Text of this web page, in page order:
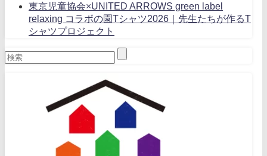
東京児童協会×UNITED ARROWS green label
relaxing コラボの園Tシャツ2026｜先生たちが作るT
シャツプロジェクト